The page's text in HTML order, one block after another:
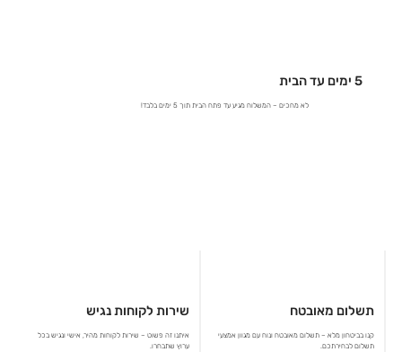
שירות לקוחות נגיש
איתנו זה פשוט – שירות לקוחות מהיר, אישי ונגיש בכל
ערוץ שתבחרו.
5 ימים עד הבית
לא מחכים – המשלוח מגיע עד פתח הבית תוך 5 ימים בלבד!
תשלום מאובטח
קנו בביטחון מלא – תשלום מאובטח ונוח עם מגוון אמצעי
תשלום לבחירתכם.